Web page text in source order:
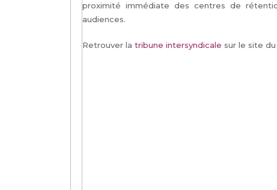
proximité immédiate des centres de
audiences.
Retrouver la tribune intersyndicale sur le site